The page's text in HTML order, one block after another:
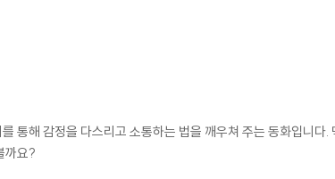
통해 감정을 다스리고 소통하는 법을 깨우쳐 주는 동화입니다
까요?